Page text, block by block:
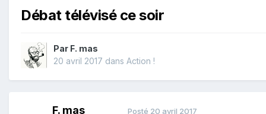
Débat télévisé ce soir
Par F. mas
20 avril 2017 dans Action !
F. mas Posté 20 avril 2017